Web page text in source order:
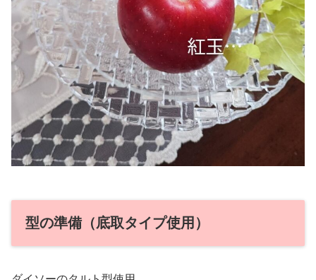
型の準備（底取タイプ使用）